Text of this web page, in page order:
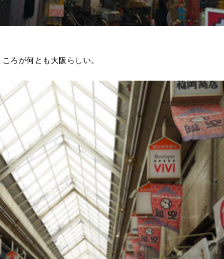
ろが何とも大阪らしい。